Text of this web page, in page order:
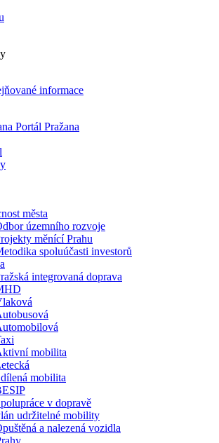
informace
Portál Pražana
města
územního rozvoje
měnící Prahu
spoluúčasti investorů
integrovaná doprava
mobilita
mobilita
v dopravě
udržitelné mobility
a nalezená vozidla